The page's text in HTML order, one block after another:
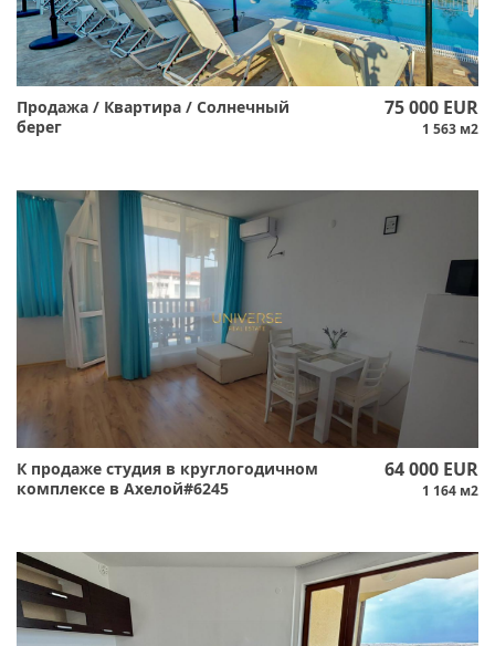
Продажа / Квартира / Солнечный
берег
75 000 EUR
1 563 м2
К продаже студия в круглогодичном
комплексе в Ахелой#6245
64 000 EUR
1 164 м2